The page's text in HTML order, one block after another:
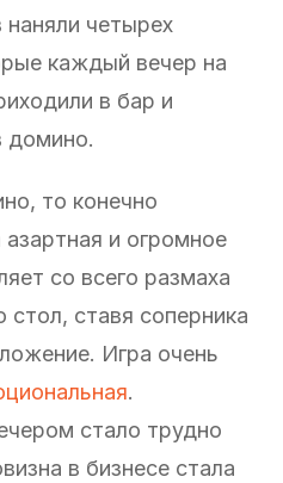
наняли четырех
каждый вечер на
в бар и
домино.
то конечно
и огромное
со всего размаха
ставя соперника
Игра очень
.
стало трудно
в бизнесе стала